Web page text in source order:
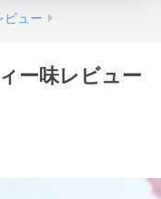
ビュー
ー味レビュー